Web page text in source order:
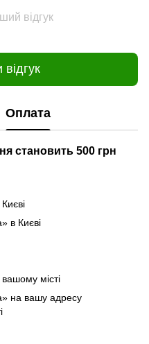
відгук
Оплата
становить 500 грн
в Києві
місті
на вашу адресу